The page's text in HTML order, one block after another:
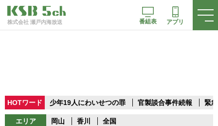
株式会社 瀬戸内海放送 番組表 アプリ
HOTワード 少年19人にわいせつの罪 官製談合事件続報 緊
エリア 岡山 香川 全国